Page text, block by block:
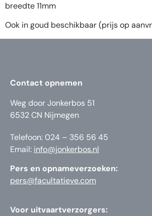
breedte 11mm
Ook in goud beschikbaar (prijs op
Contact opnemen
Weg door Jonkerbos 51
6532 CN Nijmegen
Telefoon: 024 – 356 56 45
Email: info@jonkerbos.nl
Pers en opnameverzoeken:
pers@facultatieve.com
Voor uitvaartverzorgers: